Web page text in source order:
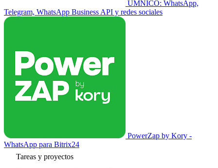
UMNICO: WhatsApp,
Telegram, WhatsApp Business API y redes sociales
PowerZap by Kory -
WhatsApp para Bitrix24
Tareas y proyectos